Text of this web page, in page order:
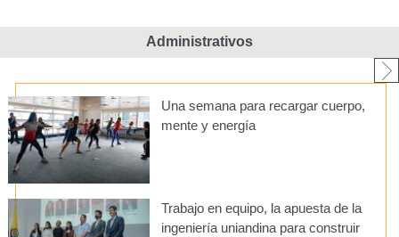
Administrativos
Una semana para recargar cuerpo,
mente y energía
Trabajo en equipo, la apuesta de la
ingeniería uniandina para construir